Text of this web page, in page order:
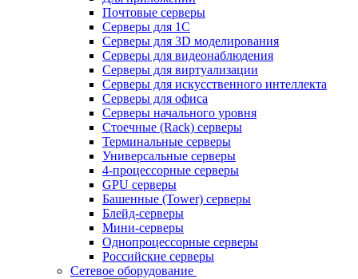
Почтовые серверы
Серверы для 1С
Серверы для 3D моделирования
Серверы для видеонаблюдения
Серверы для виртуализации
Серверы для искусственного интеллекта
Серверы для офиса
Серверы начального уровня
Стоечные (Rack) серверы
Терминальные серверы
Универсальные серверы
4-процессорные серверы
GPU серверы
Башенные (Tower) серверы
Блейд-серверы
Мини-серверы
Однопроцессорные серверы
Российские серверы
Сетевое оборудование